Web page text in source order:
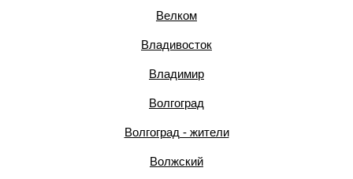
Велком
Владивосток
Владимир
Волгоград
Волгоград - жители
Волжский